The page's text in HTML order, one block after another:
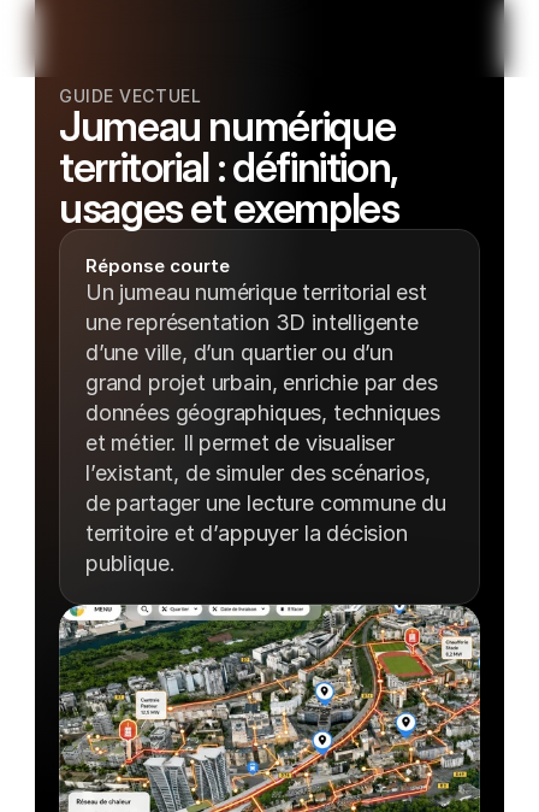
GUIDE VECTUEL
Jumeau numérique
territorial : définition,
usages et exemples
Réponse courte
Un jumeau numérique territorial est
une représentation 3D intelligente
d’une ville, d’un quartier ou d’un
grand projet urbain, enrichie par des
données géographiques, techniques
et métier. Il permet de visualiser
l’existant, de simuler des scénarios,
de partager une lecture commune du
territoire et d’appuyer la décision
publique.